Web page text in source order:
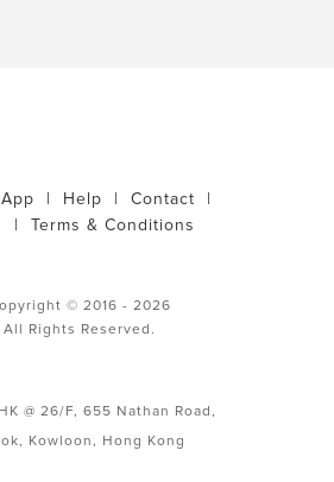
App Help Contact
Terms & Conditions
© 2016 - 2026
All Rights Reserved.
@ 26/F, 655 Nathan Road,
Kowloon, Hong Kong